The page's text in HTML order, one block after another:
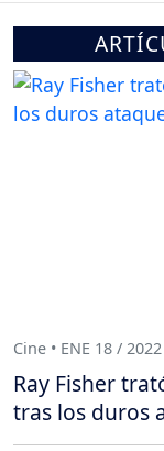
Cine • ENE 18 / 2022
Ray Fisher
tras los duros